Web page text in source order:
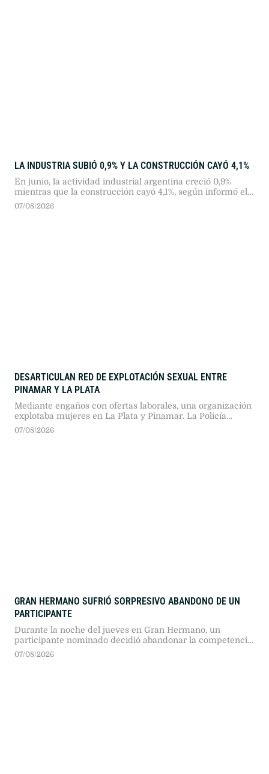
LA INDUSTRIA SUBIÓ 0,9% Y LA CONSTRUCCIÓN CAYÓ 4,1%
En junio, la actividad industrial argentina creció 0,9%
mientras que la construcción cayó 4,1%, según informó el
INDEC. El estancamiento del crédito y del consumo
mantiene al sector fabril con una baja acumulada
07/08/2026
DESARTICULAN RED DE EXPLOTACIÓN SEXUAL ENTRE
PINAMAR Y LA PLATA
Mediante engaños con ofertas laborales, una organización
explotaba mujeres en La Plata y Pinamar. La Policía
aprehendió a cuatro personas, incautó efectivo y
resguardó a una niña de 9 años luego de la fuga del lugar.
07/08/2026
GRAN HERMANO SUFRIÓ SORPRESIVO ABANDONO DE UN
PARTICIPANTE
Durante la noche del jueves en Gran Hermano, un
participante nominado decidió abandonar la competencia
tras informarse sobre la internación de urgencia de su
madre por un problema cardíaco.
07/08/2026